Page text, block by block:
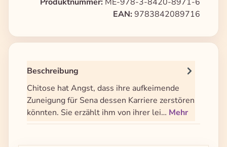
Produktnummer: ME-978-3-8420-8971-6
EAN: 9783842089716
Beschreibung
Chitose hat Angst, dass ihre aufkeimende
Zuneigung für Sena dessen Karriere zerstören
könnten. Sie erzählt ihm von ihrer lei… Mehr